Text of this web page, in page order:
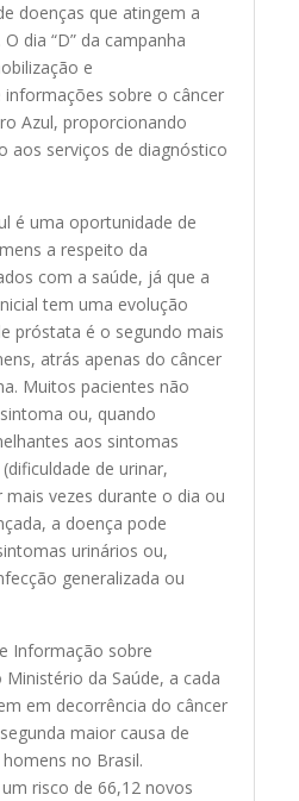
doenças que atingem a
dia “D” da campanha
e
sobre o câncer
Azul, proporcionando
aos serviços de diagnóstico
é uma oportunidade de
a respeito da
com a saúde, já que a
tem uma evolução
próstata é o segundo mais
atrás apenas do câncer
Muitos pacientes não
ou, quando
aos sintomas
de urinar,
mais vezes durante o dia ou
a doença pode
urinários ou,
generalizada ou
Informação sobre
da Saúde, a cada
em decorrência do câncer
maior causa de
no Brasil.
risco de 66,12 novos